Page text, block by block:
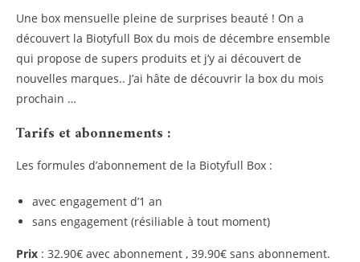
Une box mensuelle pleine de surprises beauté ! On a
découvert la Biotyfull Box du mois de décembre ensemble
qui propose de supers produits et j’y ai découvert de
nouvelles marques.. J’ai hâte de découvrir la box du mois
prochain …
Tarifs et abonnements :
Les formules d’abonnement de la Biotyfull Box :
avec engagement d’1 an
sans engagement (résiliable à tout moment)
Prix : 32.90€ avec abonnement , 39.90€ sans abonnement.